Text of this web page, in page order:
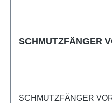
SCHMUTZFÄNGER
SCHMUTZFÄNGER